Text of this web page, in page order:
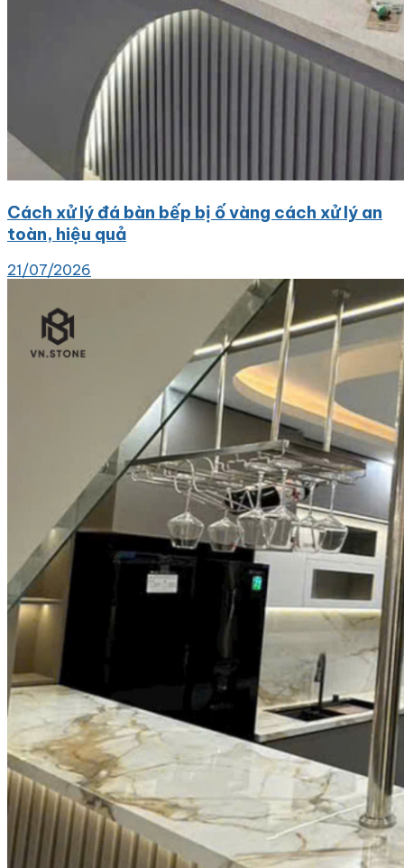
Cách xử lý đá bàn bếp bị ố vàng cách xử lý an
toàn, hiệu quả
21/07/2026